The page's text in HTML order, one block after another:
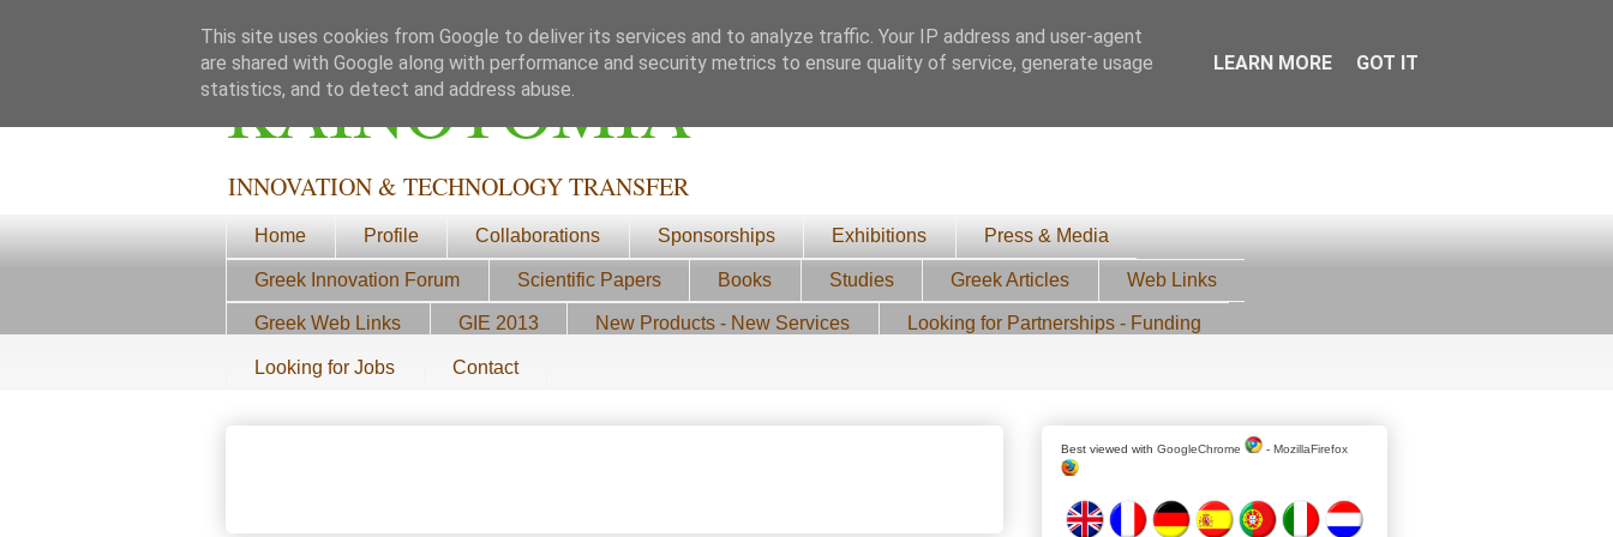
ΚΑΙΝΟΤΟΜΙΑ
INNOVATION & TECHNOLOGY TRANSFER
Home Profile Collaborations Sponsorships Exhibitions Press & Media
Greek Innovation Forum Scientific Papers Books Studies Greek Articles Web Links
Greek Web Links GIE 2013 New Products - New Services Looking for Partnerships - Funding
Looking for Jobs Contact
Best viewed with GoogleChrome - MozillaFirefox
This site uses cookies from Google to deliver its services and to analyze traffic. Your IP address and user-agent
are shared with Google along with performance and security metrics to ensure quality of service, generate usage
statistics, and to detect and address abuse.
LEARN MORE GOT IT